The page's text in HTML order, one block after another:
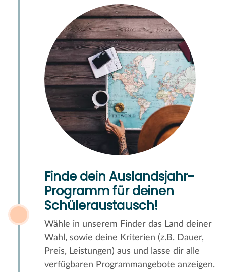
Finde dein Auslandsjahr-
Programm für deinen
Schüleraustausch!
Wähle in unserem Finder das Land deiner
Wahl, sowie deine Kriterien (z.B. Dauer,
Preis, Leistungen) aus und lasse dir alle
verfügbaren Programmangebote anzeigen.